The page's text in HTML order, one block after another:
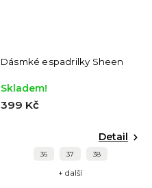
Dásmké espadrilky Sheen
Skladem!
399 Kč
Detail
36 37 38
+ další